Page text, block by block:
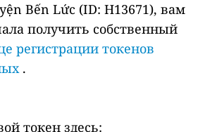
Bến Lức (ID: H13671), вам
получить собственный
регистрации токенов
.
токен здесь: